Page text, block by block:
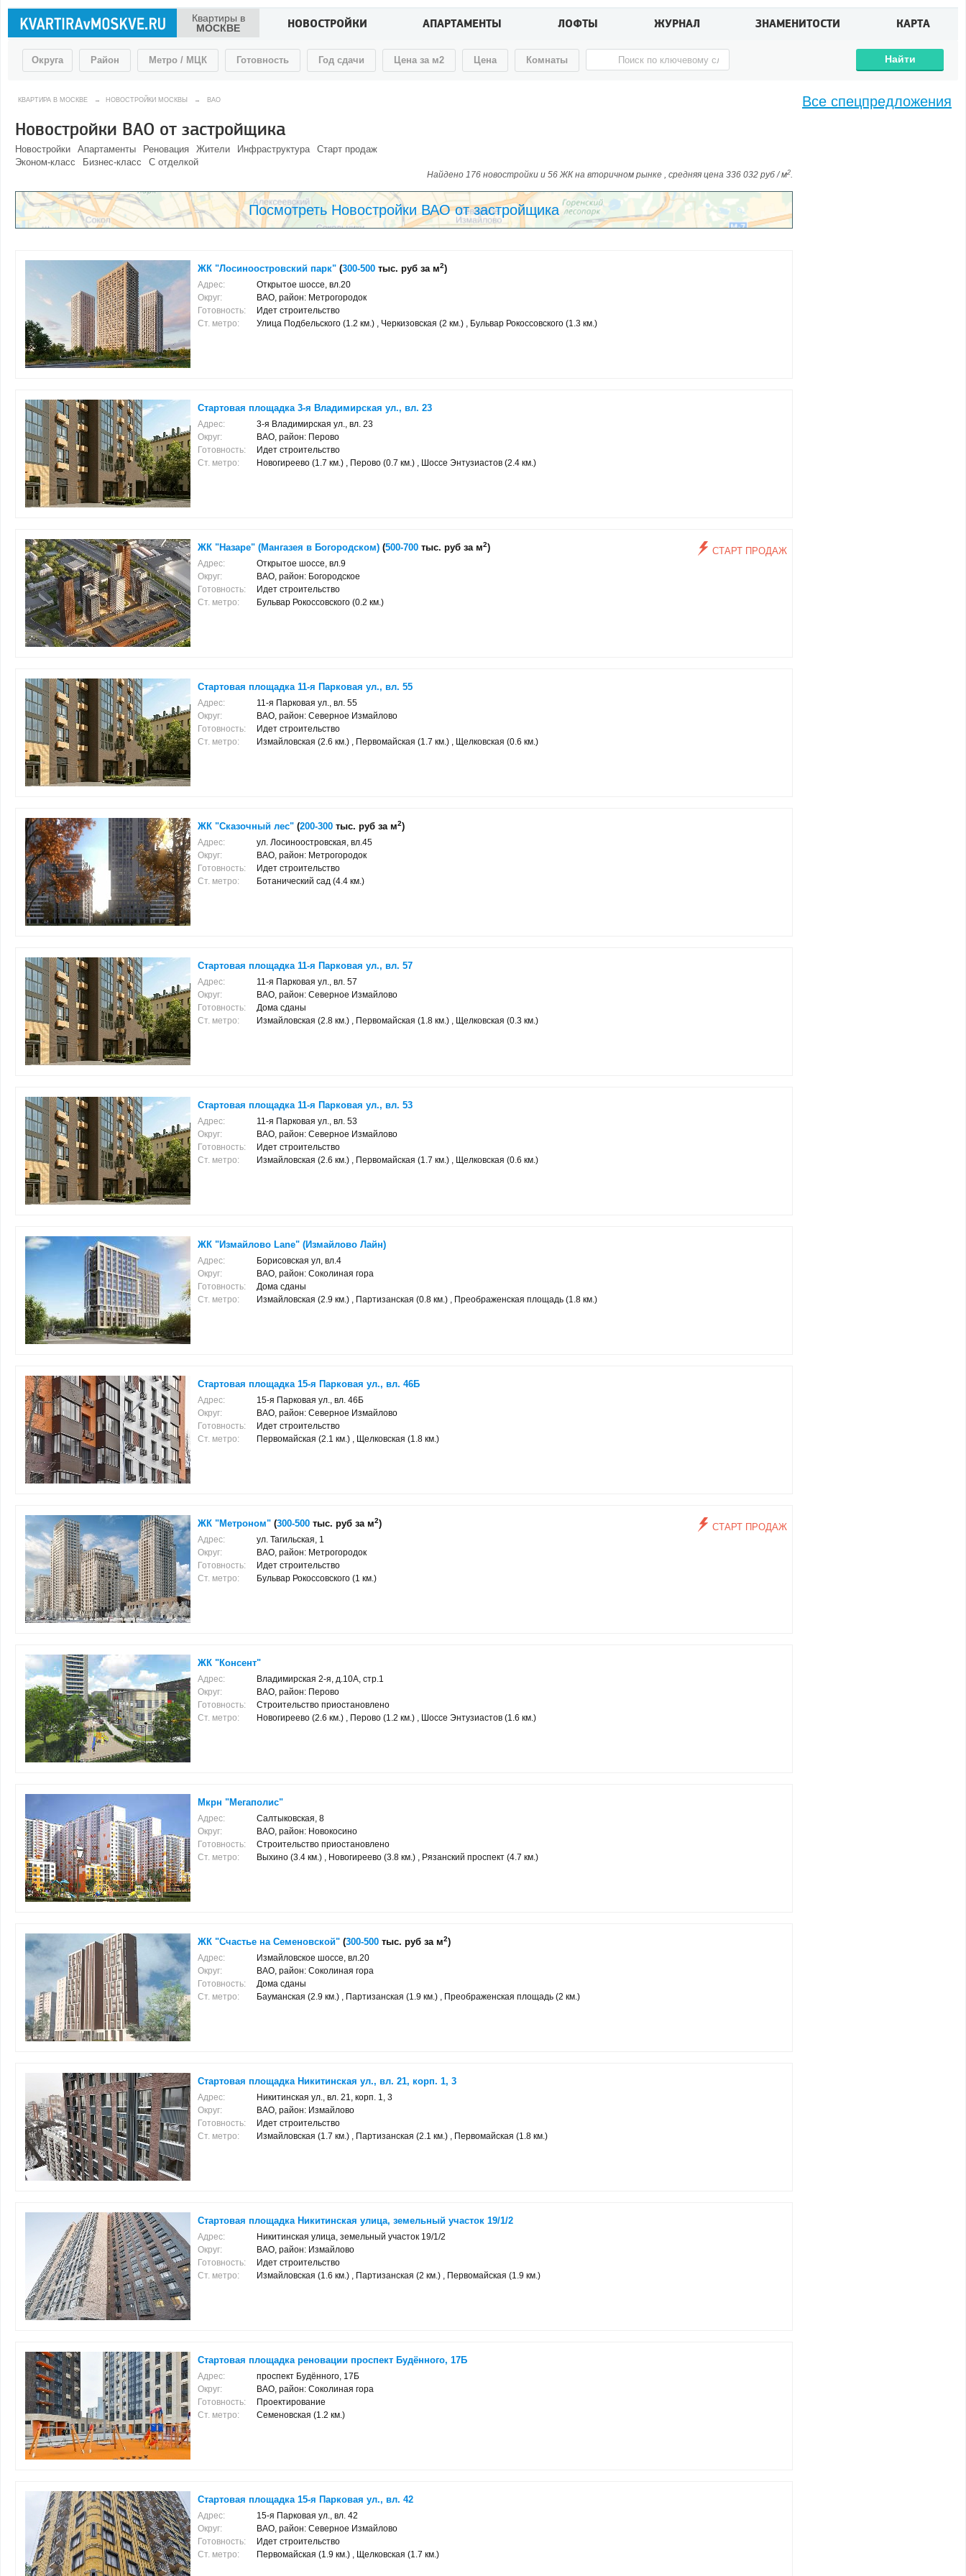
Квартиры в
МОСКВЕ
НОВОСТРОЙКИ АПАРТАМЕНТЫ ЛОФТЫ ЖУРНАЛ ЗНАМЕНИТОСТИ КАРТА
Округа Район Метро / МЦК Готовность Год сдачи Цена за м2 Цена Комнаты Найти
КВАРТИРА В МОСКВЕ → НОВОСТРОЙКИ МОСКВЫ → ВАО
Новостройки ВАО от застройщика
Новостройки Апартаменты Реновация Жители Инфраструктура
Старт продаж
Эконом-класс
Бизнес-класс С отделкой
Найдено 176 новостройки и 56 ЖК на вторичном рынке , средняя цена 336 032 руб / м2.
Посмотреть Новостройки ВАО от застройщика
ЖК "Лосиноостровский парк" (300-500 тыс. руб за м2)
Адрес:
Открытое шоссе, вл.20
Округ:
ВАО, район: Метрогородок
Готовность:
Идет строительство
Ст. метро:
Улица Подбельского (1.2 км.) , Черкизовская (2 км.) , Бульвар Рокоссовского (1.3 км.)
Стартовая площадка 3-я Владимирская ул., вл. 23
Адрес:
3-я Владимирская ул., вл. 23
Округ:
ВАО, район: Перово
Готовность:
Идет строительство
Ст. метро:
Новогиреево (1.7 км.) , Перово (0.7 км.) , Шоссе Энтузиастов (2.4 км.)
ЖК "Назаре" (Мангазея в Богородском) (500-700 тыс. руб за м2) СТАРТ ПРОДАЖ
Адрес:
Открытое шоссе, вл.9
Округ:
ВАО, район: Богородское
Готовность:
Идет строительство
Ст. метро:
Бульвар Рокоссовского (0.2 км.)
Стартовая площадка 11-я Парковая ул., вл. 55
Адрес:
11-я Парковая ул., вл. 55
Округ:
ВАО, район: Северное Измайлово
Готовность:
Идет строительство
Ст. метро:
Измайловская (2.6 км.) , Первомайская (1.7 км.) , Щелковская (0.6 км.)
ЖК "Сказочный лес" (200-300 тыс. руб за м2)
Адрес:
ул. Лосиноостровская, вл.45
Округ:
ВАО, район: Метрогородок
Готовность:
Идет строительство
Ст. метро:
Ботанический сад (4.4 км.)
Стартовая площадка 11-я Парковая ул., вл. 57
Адрес:
11-я Парковая ул., вл. 57
Округ:
ВАО, район: Северное Измайлово
Готовность:
Дома сданы
Ст. метро:
Измайловская (2.8 км.) , Первомайская (1.8 км.) , Щелковская (0.3 км.)
Стартовая площадка 11-я Парковая ул., вл. 53
Адрес:
11-я Парковая ул., вл. 53
Округ:
ВАО, район: Северное Измайлово
Готовность:
Идет строительство
Ст. метро:
Измайловская (2.6 км.) , Первомайская (1.7 км.) , Щелковская (0.6 км.)
ЖК "Измайлово Lane" (Измайлово Лайн)
Адрес:
Борисовская ул, вл.4
Округ:
ВАО, район: Соколиная гора
Готовность:
Дома сданы
Ст. метро:
Измайловская (2.9 км.) , Партизанская (0.8 км.) , Преображенская площадь (1.8 км.)
Стартовая площадка 15-я Парковая ул., вл. 46Б
Адрес:
15-я Парковая ул., вл. 46Б
Округ:
ВАО, район: Северное Измайлово
Готовность:
Идет строительство
Ст. метро:
Первомайская (2.1 км.) , Щелковская (1.8 км.)
ЖК "Метроном" (300-500 тыс. руб за м2) СТАРТ ПРОДАЖ
Адрес:
ул. Тагильская, 1
Округ:
ВАО, район: Метрогородок
Готовность:
Идет строительство
Ст. метро:
Бульвар Рокоссовского (1 км.)
ЖК "Консент"
Адрес:
Владимирская 2-я, д.10А, стр.1
Округ:
ВАО, район: Перово
Готовность:
Строительство приостановлено
Ст. метро:
Новогиреево (2.6 км.) , Перово (1.2 км.) , Шоссе Энтузиастов (1.6 км.)
Мкрн "Мегаполис"
Адрес:
Салтыковская, 8
Округ:
ВАО, район: Новокосино
Готовность:
Строительство приостановлено
Ст. метро:
Выхино (3.4 км.) , Новогиреево (3.8 км.) , Рязанский проспект (4.7 км.)
ЖК "Счастье на Семеновской" (300-500 тыс. руб за м2)
Адрес:
Измайловское шоссе, вл.20
Округ:
ВАО, район: Соколиная гора
Готовность:
Дома сданы
Ст. метро:
Бауманская (2.9 км.) , Партизанская (1.9 км.) , Преображенская площадь (2 км.)
Стартовая площадка Никитинская ул., вл. 21, корп. 1, 3
Адрес:
Никитинская ул., вл. 21, корп. 1, 3
Округ:
ВАО, район: Измайлово
Готовность:
Идет строительство
Ст. метро:
Измайловская (1.7 км.) , Партизанская (2.1 км.) , Первомайская (1.8 км.)
Стартовая площадка Никитинская улица, земельный участок 19/1/2
Адрес:
Никитинская улица, земельный участок 19/1/2
Округ:
ВАО, район: Измайлово
Готовность:
Идет строительство
Ст. метро:
Измайловская (1.6 км.) , Партизанская (2 км.) , Первомайская (1.9 км.)
Стартовая площадка реновации проспект Будённого, 17Б
Адрес:
проспект Будённого, 17Б
Округ:
ВАО, район: Соколиная гора
Готовность:
Проектирование
Ст. метро:
Семеновская (1.2 км.)
Стартовая площадка 15-я Парковая ул., вл. 42
Адрес:
15-я Парковая ул., вл. 42
Округ:
ВАО, район: Северное Измайлово
Готовность:
Идет строительство
Ст. метро:
Первомайская (1.9 км.) , Щелковская (1.7 км.)
Все спецпредложения